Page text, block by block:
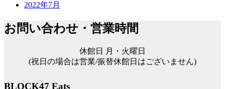
2022年7月
お問い合わせ・営業時間
休館日 月・火曜日
(祝日の場合は営業/振替休館日はございません)
BLOCK47 Eats